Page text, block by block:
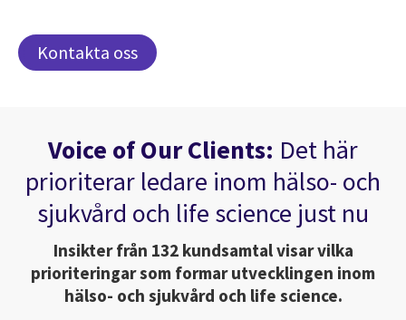
Kontakta oss
Voice of Our Clients: Det här
prioriterar ledare inom hälso- och
sjukvård och life science just nu
Insikter från 132 kundsamtal visar vilka
prioriteringar som formar utvecklingen inom
hälso- och sjukvård och life science.